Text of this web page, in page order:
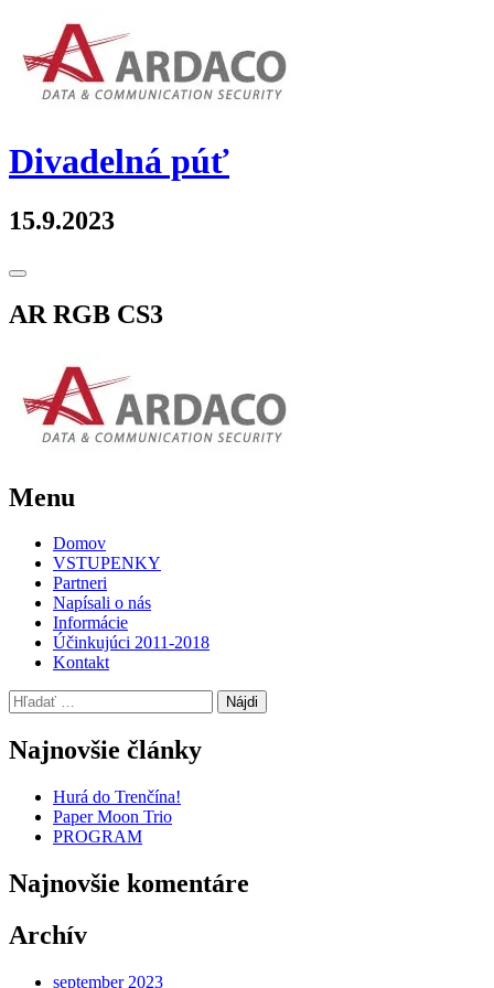
content
Divadelná púť
15.9.2023
Toggle
AR RGB CS3
Post
←Partneri
Menu
Domov
VSTUPENKY
Partneri
Napísali o nás
Informácie
Účinkujúci 2011-2018
Kontakt
Hľadať:
Najnovšie články
Hurá do Trenčína!
Paper Moon Trio
PROGRAM
Najnovšie komentáre
Archív
september 2023